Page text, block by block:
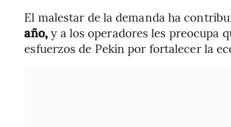
El malestar de la demanda ha
año,y a los operadores les preocupa
esfuerzos de Pekín por fortalecer la